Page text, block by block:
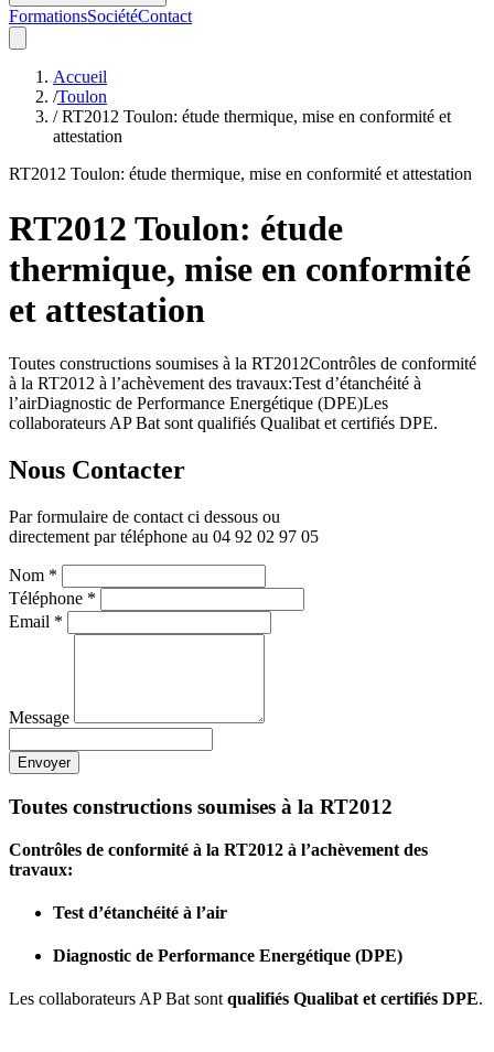
FormationsSociétéContact
Accueil
/Toulon
/ RT2012 Toulon: étude thermique, mise en conformité et
attestation
RT2012 Toulon: étude thermique, mise en conformité et attestation
RT2012 Toulon: étude
thermique, mise en conformité
et attestation
Toutes constructions soumises à la RT2012Contrôles de conformité
à la RT2012 à l’achèvement des travaux:Test d’étanchéité à
l’airDiagnostic de Performance Energétique (DPE)Les
collaborateurs AP Bat sont qualifiés Qualibat et certifiés DPE.
Nous Contacter
Par formulaire de contact ci dessous ou
directement par téléphone au 04 92 02 97 05
Nom *
Téléphone *
Email *
Message
Envoyer
Toutes constructions soumises à la RT2012
Contrôles de conformité à la RT2012 à l’achèvement des
travaux:
Test d’étanchéité à l’air
Diagnostic de Performance Energétique (DPE)
Les collaborateurs AP Bat sont qualifiés Qualibat et certifiés DPE.